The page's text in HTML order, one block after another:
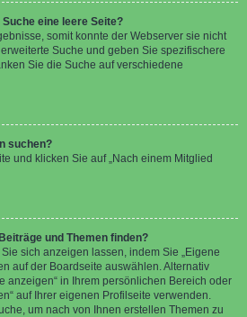
eine leere Seite?
somit konnte der Webserver sie nicht
Suche und geben Sie spezifischere
Sie die Suche auf verschiedene
suchen?
und klicken Sie auf „Nach einem Mitglied
und Themen finden?
sich anzeigen lassen, indem Sie „Eigene
auf der Boardseite auswählen. Alternativ
anzeigen“ in Ihrem persönlichen Bereich oder
auf Ihrer eigenen Profilseite verwenden.
um nach von Ihnen erstellen Themen zu